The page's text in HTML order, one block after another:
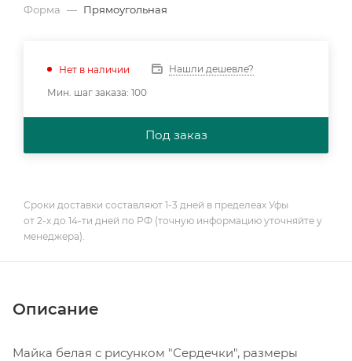
Форма — Прямоугольная
Нет в наличии
Нашли дешевле?
Мин. шаг заказа: 100
Под заказ
Сроки доставки составляют 1-3 дней в пределеах Уфы
от 2-х до 14-ти дней по РФ (точную информацию уточняйте у
менеджера).
Описание
Майка белая с рисунком "Сердечки", размеры